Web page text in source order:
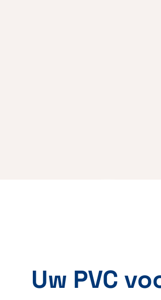
Uw PVC